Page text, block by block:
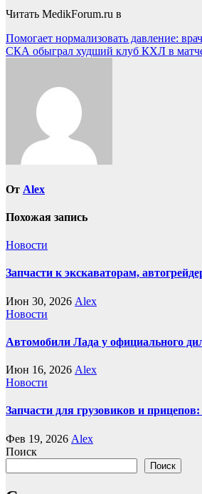
Читать MedikForum.ru в
Навигация
по
Помогает нормализовать давление:
СКА обыграл худший клуб КХЛ в
От Alex
Похожая запись
Новости
Запчасти к экскаваторам,
Июн 30, 2026 Alex
Новости
Автомобили Лада у официального
Июн 16, 2026 Alex
Новости
Запчасти для грузовиков и
Фев 19, 2026 Alex
Поиск
Поиск